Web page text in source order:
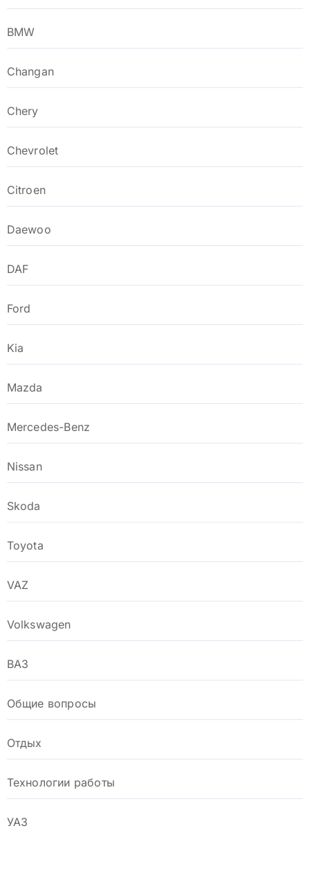
BMW
Changan
Chery
Chevrolet
Citroen
Daewoo
DAF
Ford
Kia
Mazda
Mercedes-Benz
Nissan
Skoda
Toyota
VAZ
Volkswagen
ВАЗ
Общие вопросы
Отдых
Технологии работы
УАЗ